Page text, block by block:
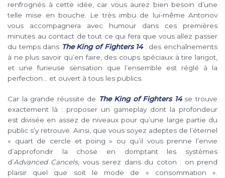
renfrognés à cette idée, car vous aurez bien besoin d’une
telle mise en bouche. Le très imbu de lui-même Antonov
vous accompagnera avec humour dans ces premières
minutes au contact de tout ce qui fera que vous allez passer
du temps dans The King of Fighters 14: des enchaînements
à ne plus savoir qu’en faire, des coups spéciaux à tire larigot,
et une furieuse sensation que l’ensemble est réglé à la
perfection… et ouvert à tous les publics.
Car la grande réussite de The King of Fighters 14se trouve
exactement là : proposer un gameplay dont la profondeur
est divisée en assez de niveaux pour qu’une large partie du
public s’y retrouve. Ainsi, que vous soyez adeptes de l’éternel
« quart de cercle et poing » ou qu’il vous prenne l’envie
d’approfondir la chose en domptant les systèmes
d’Advanced Cancels, vous serez dans du coton : on prend
plaisir quel que soit le mode de « consommation ».